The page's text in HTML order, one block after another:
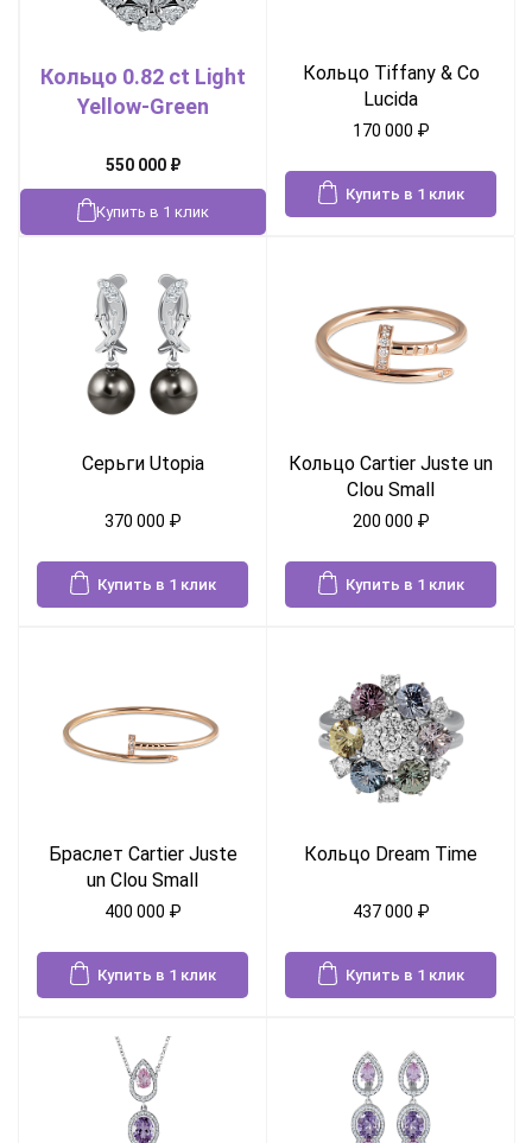
Кольцо 0.82 ct Light
Yellow-Green
550 000 ₽
Купить в 1 клик
Кольцо Tiffany & Co
Lucida
170 000 ₽
Купить в 1 клик
Серьги Utopia
370 000 ₽
Купить в 1 клик
Кольцо Cartier Juste un
Clou Small
200 000 ₽
Купить в 1 клик
Браслет Cartier Juste
un Clou Small
400 000 ₽
Купить в 1 клик
Кольцо Dream Time
437 000 ₽
Купить в 1 клик